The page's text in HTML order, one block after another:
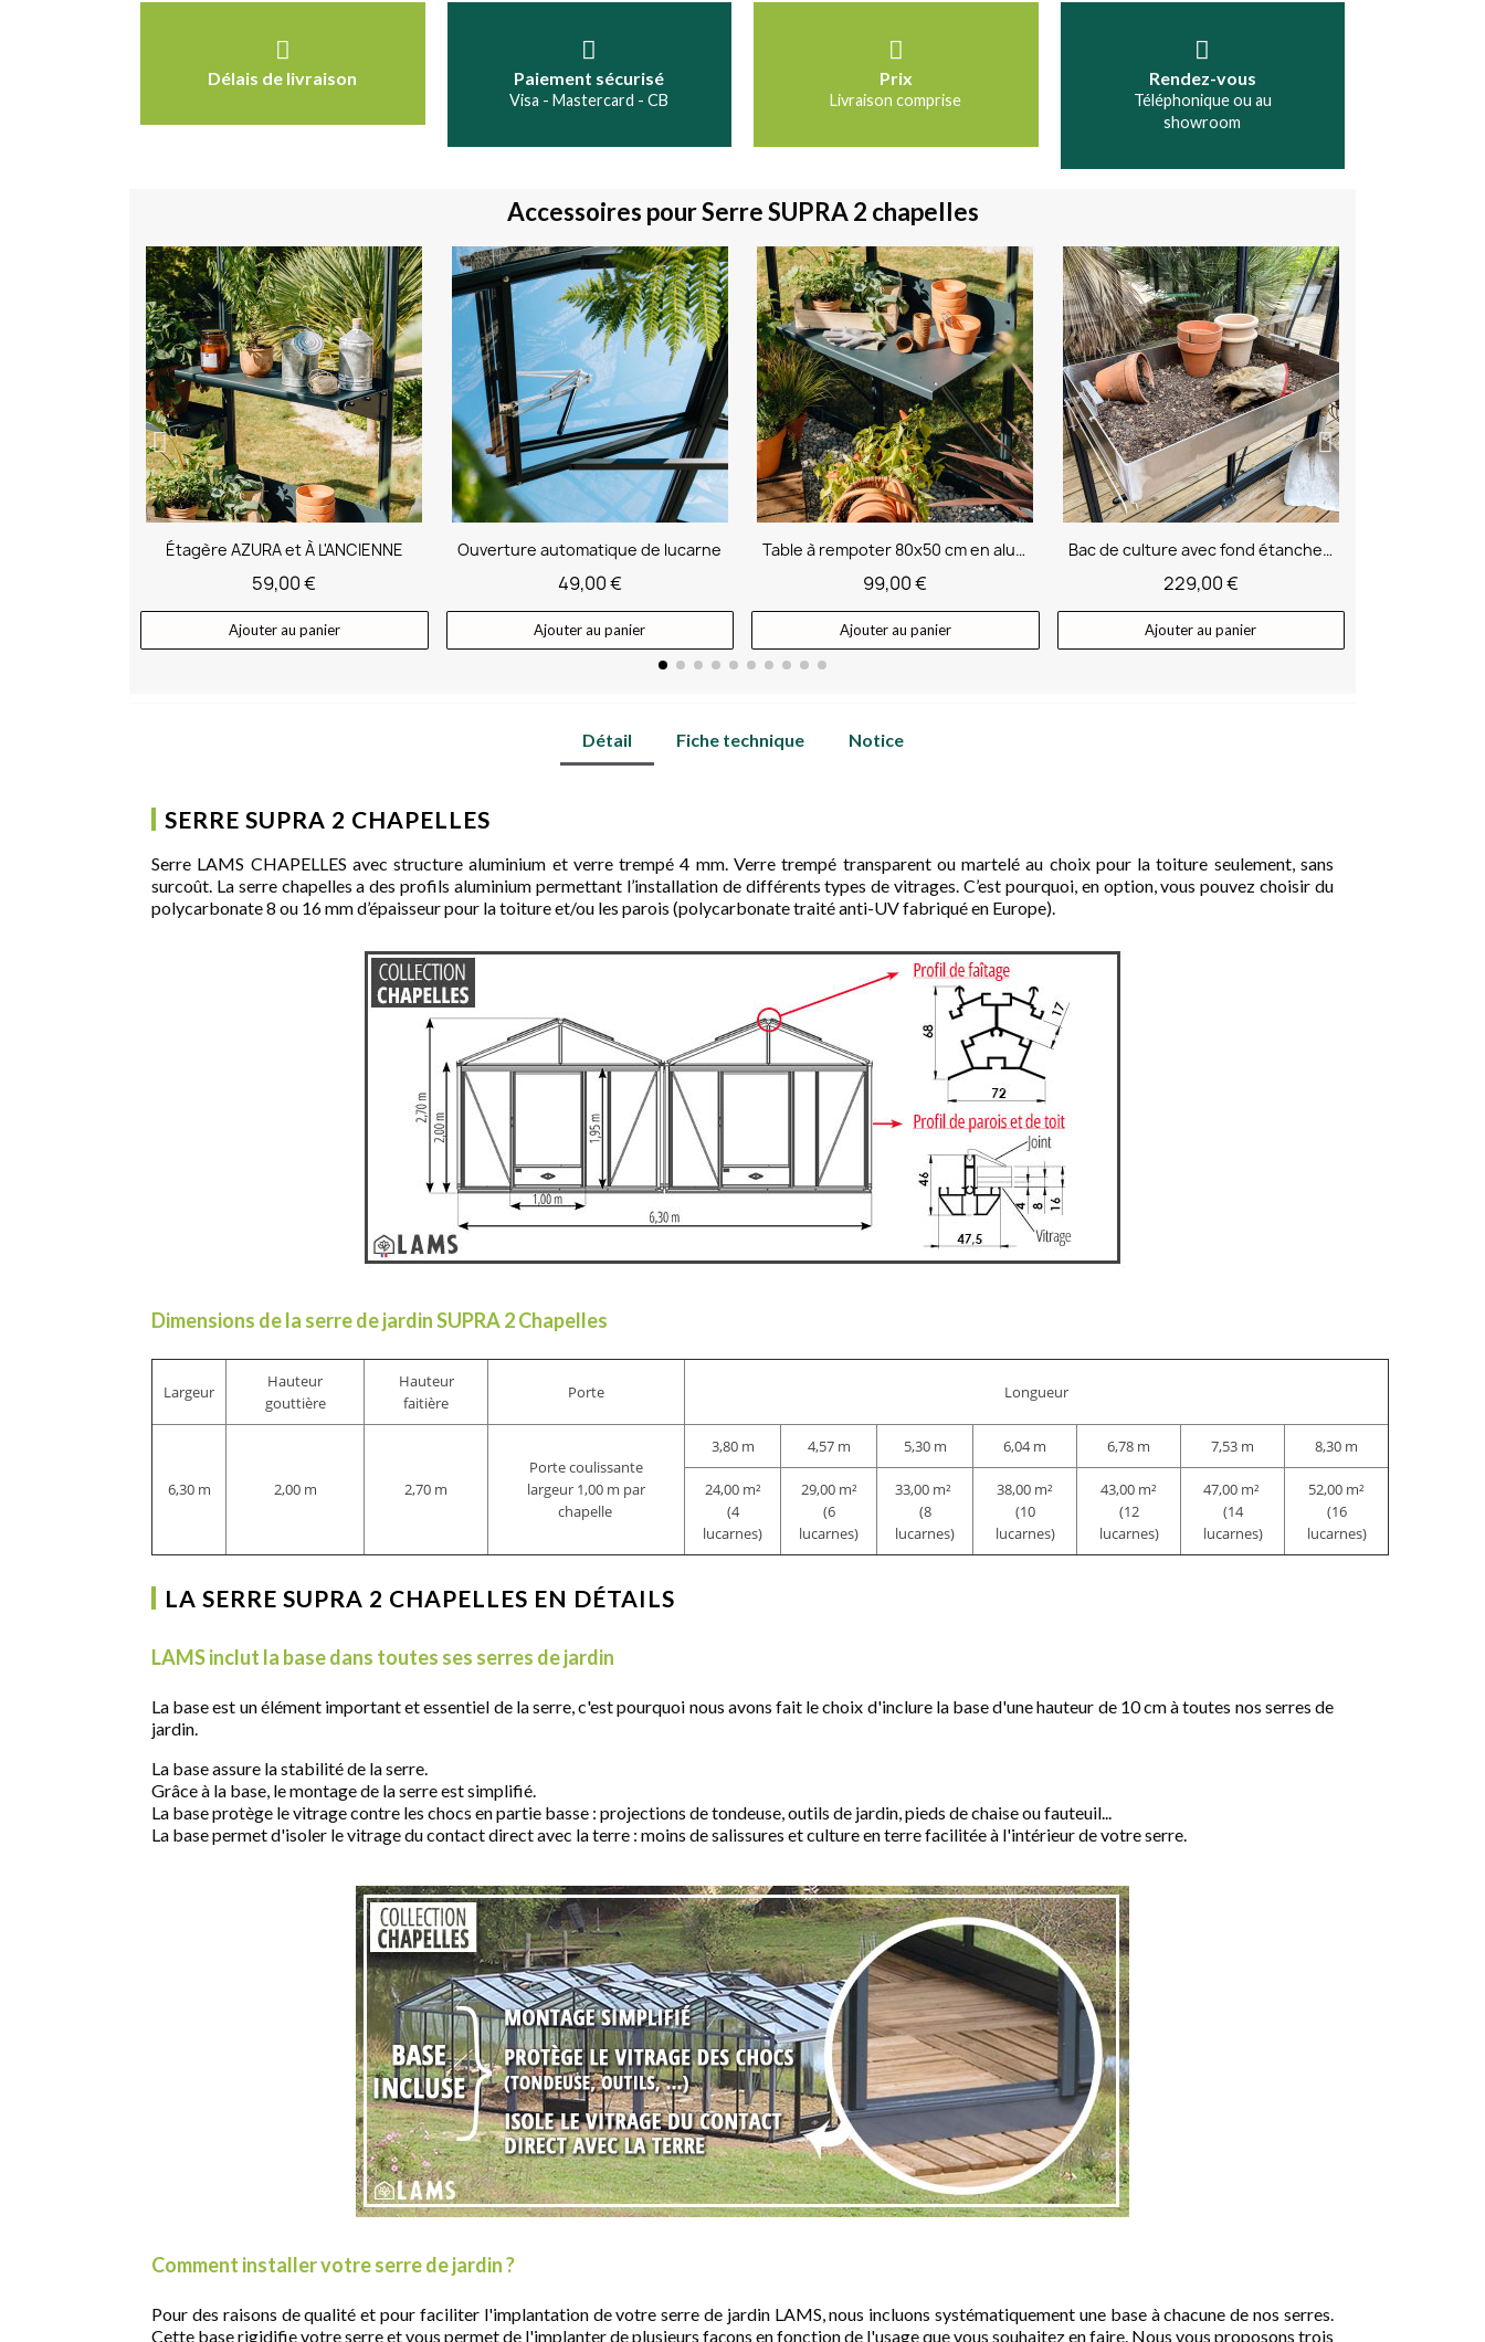
Délais de livraison Paiement sécurisé
Visa - Mastercard - CB
Prix
Livraison comprise
Rendez-vous
Téléphonique ou au
showroom
Accessoires pour Serre SUPRA 2 chapelles
Ouverture automatique de lucarne
49,00 €
Ajouter au panier
Table à rempoter 80x50 cm en aluminium
99,00 €
Ajouter au panier
Bac de culture avec fond étanche en aluminium
229,00 €
Ajouter au panier
Rampes d'accès en aluminium
129,00 €
Ajouter au panier
Détail Fiche technique Notice
SERRE SUPRA 2 CHAPELLES
Serre LAMS CHAPELLES avec structure aluminium et verre trempé 4 mm. Verre trempé transparent ou martelé au choix pour la toiture seulement, sans
surcoût. La serre chapelles a des profils aluminium permettant l’installation de différents types de vitrages. C’est pourquoi, en option, vous pouvez choisir du
polycarbonate 8 ou 16 mm d’épaisseur pour la toiture et/ou les parois (polycarbonate traité anti-UV fabriqué en Europe).
Dimensions de la serre de jardin SUPRA 2 Chapelles
Largeur
Hauteur
gouttière
Hauteur
faitière
Porte Longueur
6,30 m 2,00 m 2,70 m
Porte coulissante
largeur 1,00 m par
chapelle
3,80 m 4,57 m 5,30 m 6,04 m 6,78 m 7,53 m 8,30 m
24,00 m²
(4
lucarnes)
29,00 m²
(6
lucarnes)
33,00 m²
(8
lucarnes)
38,00 m²
(10
lucarnes)
43,00 m²
(12
lucarnes)
47,00 m²
(14
lucarnes)
52,00 m²
(16
lucarnes)
LA SERRE SUPRA 2 CHAPELLES EN DÉTAILS
LAMS inclut la base dans toutes ses serres de jardin
La base est un élément important et essentiel de la serre, c'est pourquoi nous avons fait le choix d'inclure la base d'une hauteur de 10 cm à toutes nos serres de
jardin.
La base assure la stabilité de la serre.
Grâce à la base, le montage de la serre est simplifié.
La base protège le vitrage contre les chocs en partie basse : projections de tondeuse, outils de jardin, pieds de chaise ou fauteuil...
La base permet d'isoler le vitrage du contact direct avec la terre : moins de salissures et culture en terre facilitée à l'intérieur de votre serre.
Comment installer votre serre de jardin ?
Pour des raisons de qualité et pour faciliter l'implantation de votre serre de jardin LAMS, nous incluons systématiquement une base à chacune de nos serres.
Cette base rigidifie votre serre et vous permet de l'implanter de plusieurs façons en fonction de l'usage que vous souhaitez en faire. Nous vous proposons trois